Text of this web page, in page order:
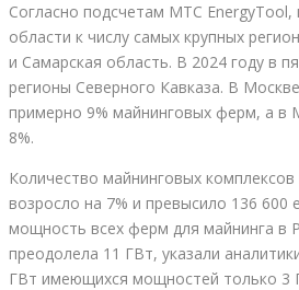
Согласно подсчетам МТС
области к числу самых крупных
и Самарская область. В 2024 году в
регионы Северного Кавказа. В
примерно 9% майнинговых ферм, а в
8%.
Количество майнинговых
возросло на 7% и превысило 136 600
мощность всех ферм для майнинга в
преодолела 11 ГВт, указали
ГВт имеющихся мощностей только 3